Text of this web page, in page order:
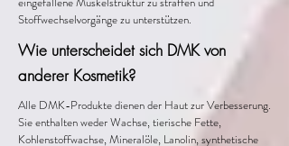
Stoffwechselvorgänge zu unterstützen.
Wie unterscheidet sich DMK von
anderer Kosmetik?
Alle DMK-Produkte dienen der Haut zur Verbesserung.
Sie enthalten weder Wachse, tierische Fette,
Kohlenstoffwachse, Mineralöle, Lanolin, synthetische